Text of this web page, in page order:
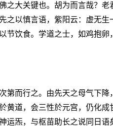
大关键也。胡为而言哉？
以慎言语，紫阳云：虚无
饮食。学道之士，如鸡抱
第而行之。由先天之母气下
道，会三性於元宫，仍化
炁，与枢苗助长之说同日语